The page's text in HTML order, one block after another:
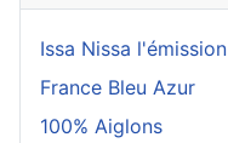
Issa Nissa l'émission
France Bleu Azur
100% Aiglons